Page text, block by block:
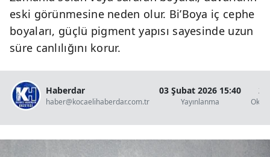
eski görünmesine neden olur. Bi’Boya iç cephe
boyaları, güçlü pigment yapısı sayesinde uzun
süre canlılığını korur.
Haberdar
haber@kocaelihaberdar.com.tr
03 Şubat 2026 15:40
Yayınlanma
2